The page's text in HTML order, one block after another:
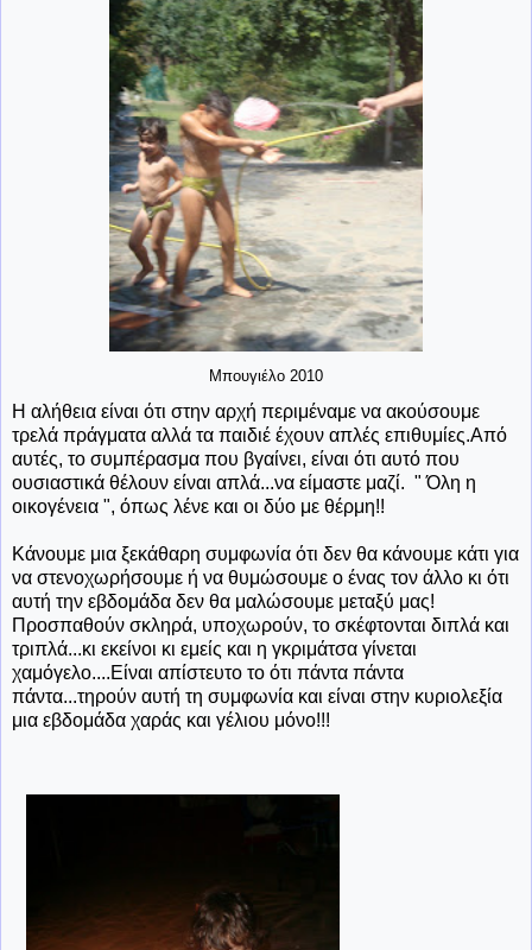
Μπουγιέλο 2010
Η αλήθεια είναι ότι στην αρχή περιμέναμε να ακούσουμε
τρελά πράγματα αλλά τα παιδιέ έχουν απλές επιθυμίες.Από
αυτές, το συμπέρασμα που βγαίνει, είναι ότι αυτό που
ουσιαστικά θέλουν είναι απλά...να είμαστε μαζί. " Όλη η
οικογένεια ", όπως λένε και οι δύο με θέρμη!!
Κάνουμε μια ξεκάθαρη συμφωνία ότι δεν θα κάνουμε κάτι για
να στενοχωρήσουμε ή να θυμώσουμε ο ένας τον άλλο κι ότι
αυτή την εβδομάδα δεν θα μαλώσουμε μεταξύ μας!
Προσπαθούν σκληρά, υποχωρούν, το σκέφτονται διπλά και
τριπλά...κι εκείνοι κι εμείς και η γκριμάτσα γίνεται
χαμόγελο....Είναι απίστευτο το ότι πάντα πάντα
πάντα...τηρούν αυτή τη συμφωνία και είναι στην κυριολεξία
μια εβδομάδα χαράς και γέλιου μόνο!!!